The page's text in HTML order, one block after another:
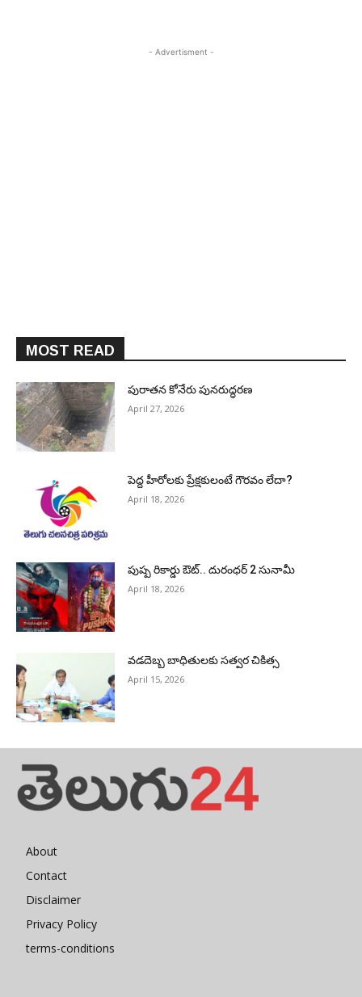
- Advertisment -
MOST READ
పురాత‌న కోనేరు పున‌రుద్ధ‌ర‌ణ
April 27, 2026
పెద్ద హీరోల‌కు ప్రేక్ష‌కులంటే గౌర‌వం లేదా?
April 18, 2026
పుష్ప రికార్డు ఔట్‌.. దురంధ‌ర్ 2 సునామీ
April 18, 2026
వడదెబ్బ బాధితులకు సత్వర చికిత్స
April 15, 2026
About
Contact
Disclaimer
Privacy Policy
terms-conditions